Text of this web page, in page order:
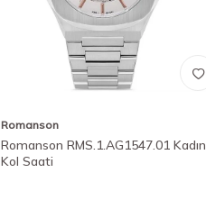
Romanson
Romanson RMS.1.AG1547.01 Kadın
Kol Saati